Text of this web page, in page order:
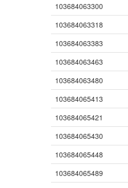
103684063300
103684063318
103684063383
103684063463
103684063480
103684065413
103684065421
103684065430
103684065448
103684065489